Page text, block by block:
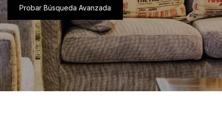
Probar Búsqueda Avanzada